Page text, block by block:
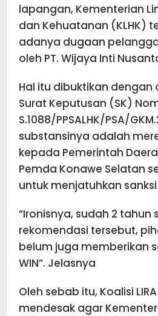
lapangan, Kementerian
dan Kehuatanan (KLHK)
adanya dugaan
oleh PT. Wijaya Inti
Hal itu dibuktikan
Surat Keputusan (SK)
S.1088/PPSALHK/PSA/
substansinya adalah
kepada Pemerintah
Pemda Konawe Selatan
untuk menjatuhkan sanksi
“Ironisnya, sudah 2 tahun
rekomendasi tersebut,
belum juga memberikan
WIN”. Jelasnya
Oleh sebab itu, Koalisi
mendesak agar